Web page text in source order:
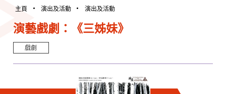
主頁 演出及活動 演出及活動
演藝戲劇：《三姊妹》
戲劇